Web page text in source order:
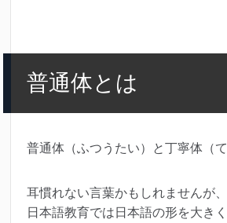
普通体とは
普通体（ふつうたい）と丁寧体（
耳慣れない言葉かもしれませんが、
日本語教育では日本語の形を大き